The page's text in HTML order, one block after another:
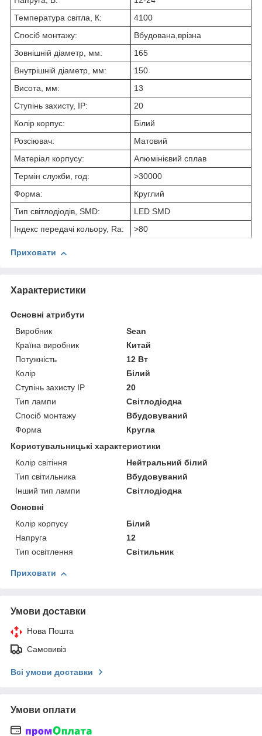
Температура світла, К:
4100
Спосіб монтажу:
Вбудована,врізна
Зовнішній діаметр, мм:
165
Внутрішній діаметр, мм:
150
Висота, мм:
13
Ступінь захисту, IP:
20
Колір корпус:
Білий
Розсіювач:
Матовий
Матеріал корпусу:
Алюмінієвий сплав
Термін служби, год:
>30000
Форма:
Круглий
Тип світлодіодів, SMD:
LED SMD
Індекс передачі кольору, Ra:
>80
Приховати
Характеристики
Основні атрибути
Виробник
Sean
Країна виробник
Китай
Потужність
12 Вт
Колір
Білий
Ступінь захисту IP
20
Тип лампи
Світлодіодна
Спосіб монтажу
Вбудовуваний
Форма
Кругла
Користувальницькі характеристики
Колір світіння
Нейтральний білий
Тип світильника
Вбудовуваний
Інший тип лампи
Світлодіодна
Основні
Колір корпусу
Білий
Напруга
12
Тип освітлення
Світильник
Приховати
Умови доставки
Нова Пошта
Самовивіз
Всі умови доставки
Умови оплати